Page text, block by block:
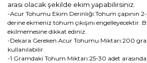
arası olacak şekilde ekim yapabilirsiniz.
-Acur Tohumu Ekim Derinliği:Tohum çapının
derine ekmeniz tohum çıkışını engelleyecektir.
ekilmemesine dikkat ediniz.
-Dekara Gereken Acur Tohumu Miktarı:200
kullanılabilir.
-1 Gramdaki Tohum Miktarı:25-30 adet